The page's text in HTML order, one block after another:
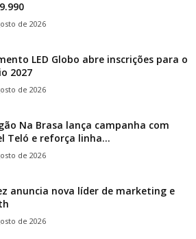
de 2026
LED Globo abre inscrições para o
2027
de 2026
Na Brasa lança campanha com
Teló e reforça linha...
de 2026
anuncia nova líder de marketing e
de 2026